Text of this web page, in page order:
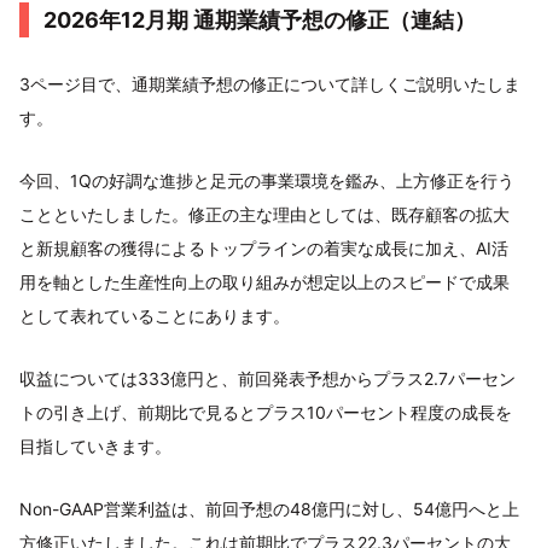
2026年12月期 通期業績予想の修正（連結）
3ページ目で、通期業績予想の修正について詳しくご説明いたしま
す。
今回、1Qの好調な進捗と足元の事業環境を鑑み、上方修正を行う
ことといたしました。修正の主な理由としては、既存顧客の拡大
と新規顧客の獲得によるトップラインの着実な成長に加え、AI活
用を軸とした生産性向上の取り組みが想定以上のスピードで成果
として表れていることにあります。
収益については333億円と、前回発表予想からプラス2.7パーセン
トの引き上げ、前期比で見るとプラス10パーセント程度の成長を
目指していきます。
Non-GAAP営業利益は、前回予想の48億円に対し、54億円へと上
方修正いたしました。これは前期比でプラス22.3パーセントの大